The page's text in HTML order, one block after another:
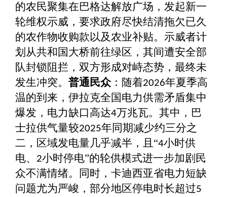
的农民聚集在巴格达解放广场，发起新一
轮维权示威，要求政府尽快结清拖欠已久
的农作物收购款以及农业补贴。示威者计
划从共和国大桥前往绿区，其间遭安全部
队封锁阻拦，双方形成对峙态势，最终未
发生冲突。 普通民众：随着2026年夏季高
温的到来，伊拉克全国电力供需矛盾集中
爆发，电力缺口高达4万兆瓦。其中，巴
士拉供气量较2025年同期减少约三分之
二，区域发电量几乎减半，且“4小时供
电、
2小时停电”的轮供模式进一步加剧民
众不满情绪。同时，卡迪西亚省电力短缺
问题尤为严峻，部分地区停电时长超过5